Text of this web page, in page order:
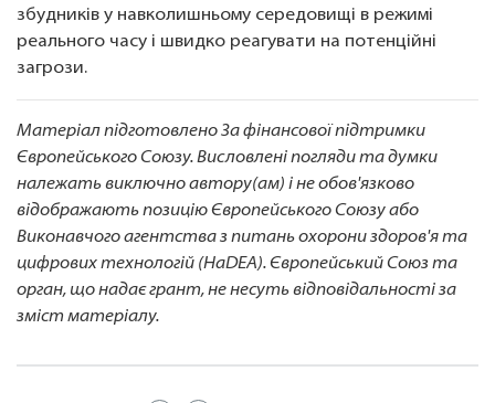
збудників у навколишньому середовищі в режимі
реального часу і швидко реагувати на потенційні
загрози.
Матеріал підготовлено За фінансової підтримки
Європейського Союзу. Висловлені погляди та думки
належать виключно автору(ам) і не обов'язково
відображають позицію Європейського Союзу або
Виконавчого агентства з питань охорони здоров'я та
цифрових технологій (HaDEA). Європейський Союз та
орган, що надає грант, не несуть відповідальності за
зміст матеріалу.